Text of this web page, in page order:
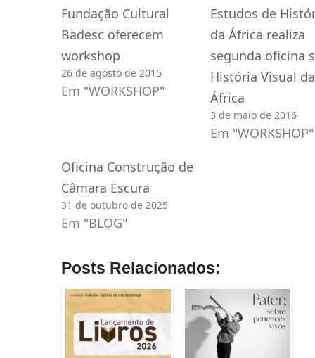
Fundação Cultural
Badesc oferecem
workshop
26 de agosto de 2015
Em "WORKSHOP"
Estudos de
da África realiza
segunda oficina
História Visual da
África
3 de maio de 2016
Em "WORKSHOP"
Oficina Construção de
Câmara Escura
31 de outubro de 2025
Em "BLOG"
Posts Relacionados: